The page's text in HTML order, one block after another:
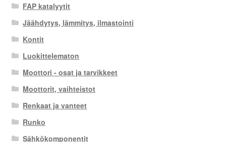
FAP katalyytit
Jäähdytys, lämmitys, ilmastointi
Kontit
Luokittelematon
Moottori - osat ja tarvikkeet
Moottorit, vaihteistot
Renkaat ja vanteet
Runko
Sähkökomponentit